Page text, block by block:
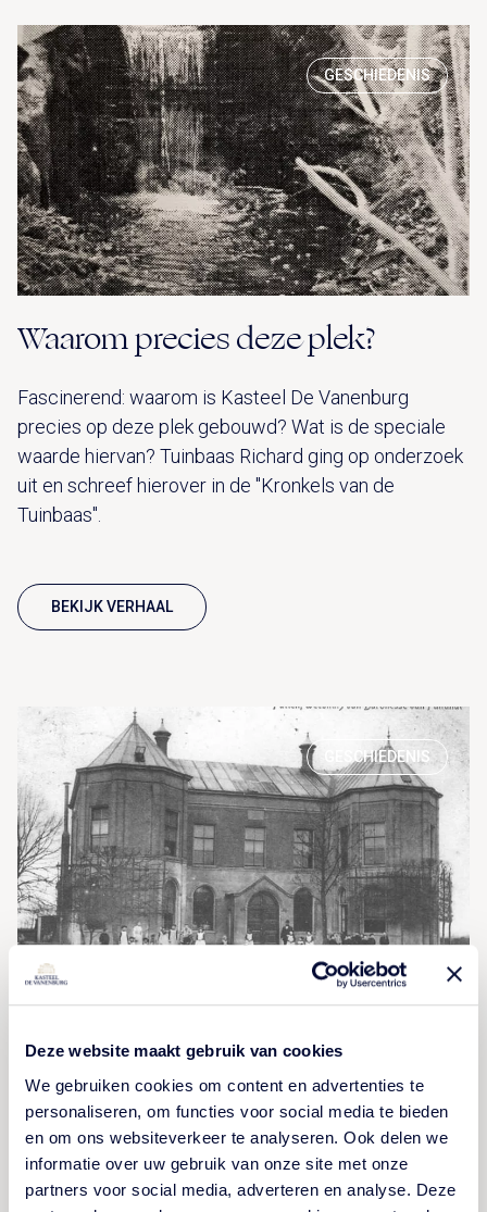
Deze website maakt gebruik van cookies
We gebruiken cookies om content en advertenties te
personaliseren, om functies voor social media te bieden
en om ons websiteverkeer te analyseren. Ook delen we
informatie over uw gebruik van onze site met onze
partners voor social media, adverteren en analyse. Deze
GESCHIEDENIS
Waarom precies deze plek?
Fascinerend: waarom is Kasteel De Vanenburg
precies op deze plek gebouwd? Wat is de speciale
waarde hiervan? Tuinbaas Richard ging op onderzoek
uit en schreef hierover in de "Kronkels van de
Tuinbaas".
BEKIJK VERHAAL
GESCHIEDENIS
Baron en Barones van Pallandt
Op een koude, met wind betrokken ochtend in maart
1829 werden Hendrik Rudolph Willem Baron van
Goltstein en Emma Von […]